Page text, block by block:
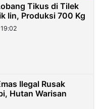
Tikus di Tilek
Iin, Produksi 700 Kg
Ilegal Rusak
Hutan Warisan